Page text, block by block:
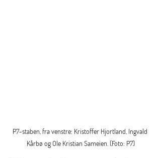
P7-staben, fra venstre: Kristoffer Hjortland, Ingvald
Kårbø og Ole Kristian Sameien. (Foto: P7)